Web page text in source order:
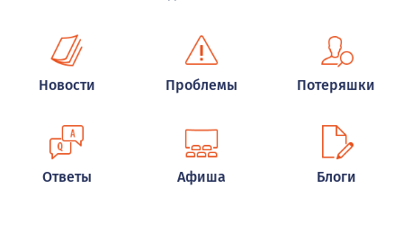
Новости Проблемы Потеряшки
Ответы Афиша Блоги